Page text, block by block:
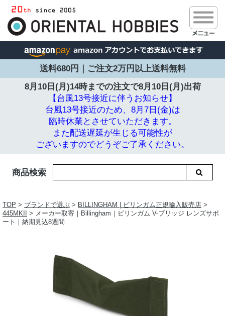
送料680円｜ご注文2万円以上送料無料
8月10日(月)14時までの注文で8月10日(月)出荷
【台風13号接近に伴うお知らせ】
台風13号接近のため、8月7日(金)は
臨時休業とさせていただきます。
また配送遅延が生じる可能性が
ございますのでどうぞご了承ください。
商品検索
TOP > ブランドで選ぶ > BILLINGHAM | ビリンガム正規輸入販売店 >
445MKII
> メーカー取寄｜Billingham｜ビリンガム V-ブリッジ レンズサポ
ート｜納期見込8週間